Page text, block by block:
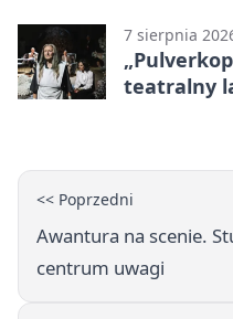
7 sierpnia
teatralny
<< Poprzedni
Awantura na scenie.
centrum uwagi